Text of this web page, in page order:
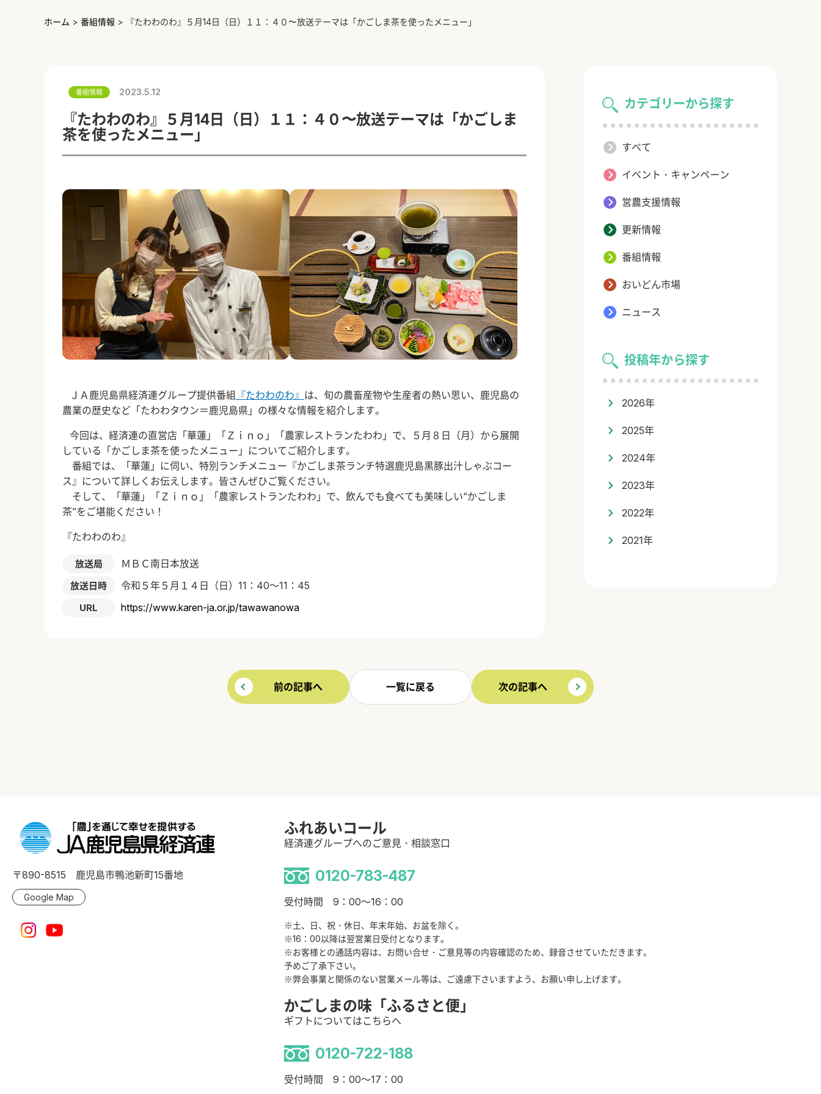
ホーム > 番組情報 > 『たわわのわ』５月14日（日）１１：４０〜放送テーマは「かごしま茶を使ったメニュー」
カテゴリーから探す
すべて
イベント・キャンペーン
営農支援情報
更新情報
番組情報
おいどん市場
ニュース
投稿年から探す
2026年
2025年
2024年
2023年
2022年
2021年
番組情報 2023.5.12
『たわわのわ』５月14日（日）１１：４０〜放送テーマは「かごしま
茶を使ったメニュー」
ＪＡ鹿児島県経済連グループ提供番組 『たわわのわ』 は、旬の農畜産物や生産者の熱い思い、鹿児島の
農業の歴史など「たわわタウン＝鹿児島県」の様々な情報を紹介します。
今回は、経済連の直営店「華蓮」「Ｚｉｎｏ」「農家レストランたわわ」で、５月８日（月）から展開
している「かごしま茶を使ったメニュー」についてご紹介します。
番組では、「華蓮」に伺い、特別ランチメニュー『かごしま茶ランチ特選鹿児島黒豚出汁しゃぶコー
ス』について詳しくお伝えします。皆さんぜひご覧ください。
そして、「華蓮」「Ｚｉｎｏ」「農家レストランたわわ」で、飲んでも食べても美味しい“かごしま
茶”をご堪能ください！
『たわわのわ』
放送局 ＭＢＣ南日本放送
放送日時 令和５年５月１４日（日）11：40～11：45
URL https://www.karen-ja.or.jp/tawawanowa
前の記事へ 一覧に戻る 次の記事へ
〒890-8515 鹿児島市鴨池新町15番地
Google Map
ふれあいコール
経済連グループへのご意見・相談窓口
0120-783-487
受付時間 9：00～16：00
※土、日、祝・休日、年末年始、お盆を除く。
※16：00以降は翌営業日受付となります。
※お客様との通話内容は、お問い合せ・ご意見等の内容確認のため、録音させていただきます。
予めご了承下さい。
※弊会事業と関係のない営業メール等は、ご遠慮下さいますよう、お願い申し上げます。
かごしまの味「ふるさと便」
ギフトについてはこちらへ
0120-722-188
受付時間 9：00～17：00